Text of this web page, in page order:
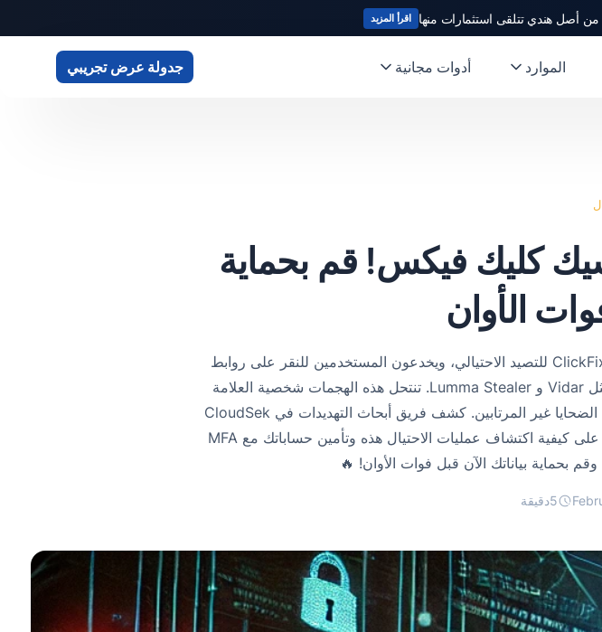
اقرأ المزيد
الموارد أدوات مجانية جدولة عرض تجريبي
كليك فيكس! قم بحماية
الأوان
يستغل مجرمو الإنترنت شعبية DeepSeek المتزايدة لإطلاق حملات ClickFix للتصيد الاحتيالي، ويخدعون المستخدمين للنقر على روابط
CAPTCHA المزيفة التي تسرق بيانات الاعتماد وتثبت برامج ضارة مثل Vidar و Lumma Stealer. تنتحل هذه الهجمات شخصية العلامة
التجارية لـ DeepSeek لتبدو شرعية وتتجاوز الإجراءات الأمنية وتصيب الضحايا غير المرتابين. كشف فريق أبحاث التهديدات في CloudSek
عن نطاق ضار يوزع البرامج الضارة عبر أزرار التحقق الخادعة. تعرف على كيفية اكتشاف عمليات الاحتيال هذه وتأمين حساباتك مع MFA
بحماية بياناتك الآن قبل فوات الأوان! 🔥
5دقيقة